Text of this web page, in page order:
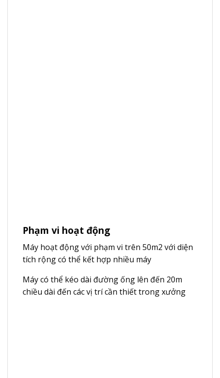
Phạm vi hoạt động
Máy hoạt động với phạm vi trên 50m2 với diện
tích rộng có thể kết hợp nhiều máy
Máy có thể kéo dài đường ống lên đến 20m
chiều dài đến các vị trí cần thiết trong xưởng